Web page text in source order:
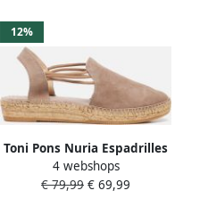
12%
Toni Pons Nuria Espadrilles
Taupe Dames Espadrilles
4 webshops
€ 79,99 € 69,99